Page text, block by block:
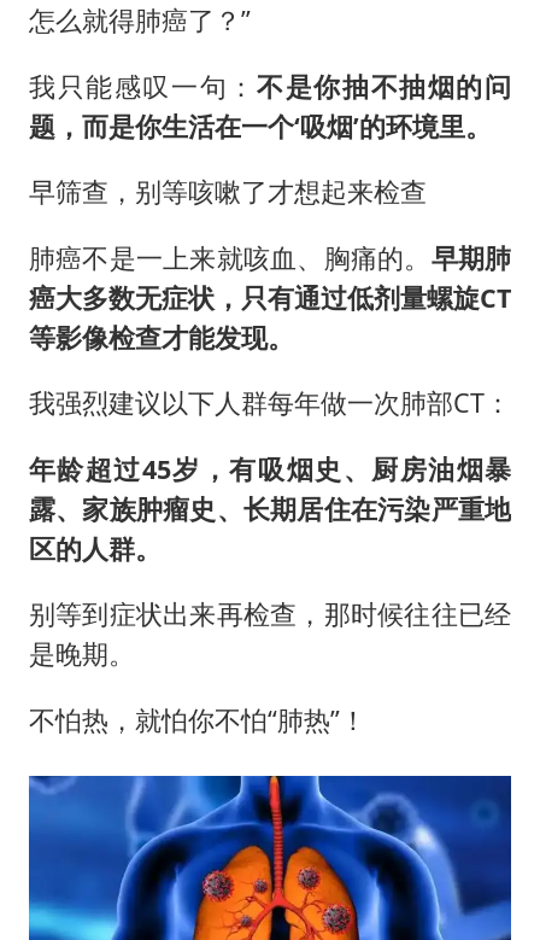
怎么就得肺癌了？”
我只能感叹一句： 不是你抽不抽烟的问
题，而是你生活在一个‘吸烟’的环境里。
早筛查，别等咳嗽了才想起来检查
肺癌不是一上来就咳血、胸痛的。 早期肺
癌大多数无症状，只有通过低剂量螺旋CT
等影像检查才能发现。
我强烈建议以下人群每年做一次肺部CT：
年龄超过45岁，有吸烟史、厨房油烟暴
露、家族肿瘤史、长期居住在污染严重地
区的人群。
别等到症状出来再检查，那时候往往已经
是晚期。
不怕热，就怕你不怕“肺热”！